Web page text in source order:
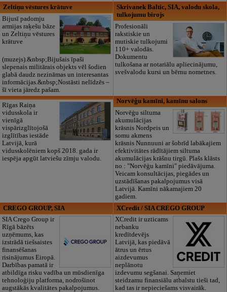
Zeltiņu vēstures krātuve
Bijusī padomju
armijas raķešu bāze
un Zeltiņu vēstures
krātuve
(muzejs).&nbsp;Bijušais īpaši
slepenais militārais objekts vēl šodien
glabā daudz nezināmas un interesantas
informācijas.&nbsp;Nostāsti nelīdzēs –
šī vieta jāredz pašam.
Skrivanek Baltic, SIA, valodu skola,
tulkojumu birojs
Profesionāli
rakstiskie un
mutiskie tulkojumi
110+ valodās.
Dokumentu
tulkošana ar notariālu apliecinājumu,
svešvalodu kursi un bērnu nometnes.
Rīgas Raiņa
vidusskola ir
vienīgā
vispārizglītojošā
izglītības iestāde
Latvijā, kurā
vidusskolēniem kopš 2018. gada ir
iespēja apgūt latviešu zīmju valodu.
Norvēģu kamīni, kamīnu salons
Norvēģu siltuma
akumulācijas
krāsnis Nordpeis un
somu akmens
krāsnis Nunnuuni ar šobrīd labākajiem
efektivitātes rādītājiem siltuma
akumulācijas krāšnu tirgū. Plašs klāsts
no : "Norvēģu kamīni" piedāvājuma.
Veicam konsultācijas, piegādes un
uzstādīšanas pakalpojumus visā
Latvijā. Kamīni nākamajiem 20
gadiem.
CREGO GROUP, SIA
SIA Crego Group ir
Rīgā bāzēts
uzņēmums, kas
izstrādā tiešsaistes
finansēšanas
risinājumus Eiropā.
Darbības pamatā ir
atbildīga risku vadība un mūsdienīga
tehnoloģiju platforma, nodrošinot
augstākās kvalitātes pakalpojumus.
XCredit / SIA CREGO GROUP
XCredit ir uzticams
nebanku
kredītdevējs
Latvijā, kas piedāvā
ātrus un ērtus
aizdevumus
neplānotu
izdevumu segšanai. Saņemiet
steidzamu finansiālu atbalstu tieši tad,
kad tas ir nepieciešams visvairāk.